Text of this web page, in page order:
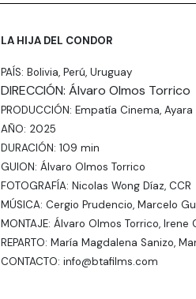
LA HIJA DEL CONDOR
PAÍS: Bolivia, Perú, Uruguay
DIRECCIÓN: Álvaro Olmos Torrico
PRODUCCIÓN: Empatía Cinema,
AÑO: 2025
DURACIÓN: 109 min
GUION: Álvaro Olmos Torrico
FOTOGRAFÍA: Nicolas Wong Díaz, CCR
MÚSICA: Cergio Prudencio, Marcelo
MONTAJE: Álvaro Olmos Torrico, Irene
REPARTO: María Magdalena Sanizo,
CONTACTO: info@btafilms.com